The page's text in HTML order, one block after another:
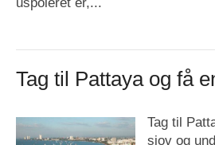
Tag til Pattaya og få
Tag til
sjov og